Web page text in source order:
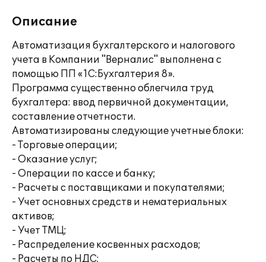
Описание
Автоматизация бухгалтерского и налогового
учета в Компании "Верналис" выполнена с
помощью ПП «1С:Бухгалтерия 8».
Программа существенно облегчила труд
бухгалтера: ввод первичной документации,
составление отчетности.
Автоматизированы следующие учетные блоки:
- Торговые операции;
- Оказание услуг;
- Операции по кассе и банку;
- Расчеты с поставщиками и покупателями;
- Учет основных средств и нематериальных
активов;
- Учет ТМЦ;
- Распределение косвенных расходов;
- Расчеты по НДС;